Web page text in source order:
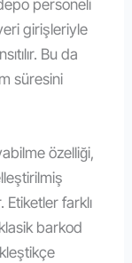
personeli
girişleriyle
Bu da
süresini
özelliği,
farklı
barkod